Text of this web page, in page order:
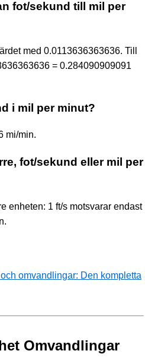
fot/sekund till mil per
med 0.0113636363636. Till
= 0.284090909091
i mil per minut?
mi/min.
fot/sekund eller mil per
enheten: 1 ft/s motsvarar endast
omvandlingar: Den kompletta
Omvandlingar